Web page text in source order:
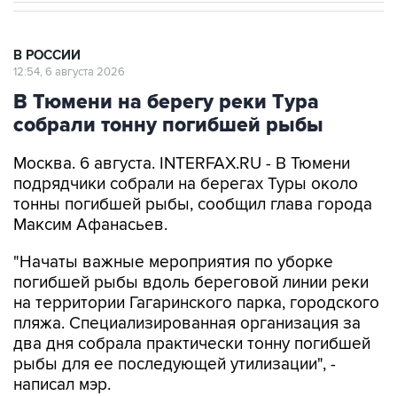
В РОССИИ
12:54, 6 августа 2026
В Тюмени на берегу реки Тура
собрали тонну погибшей рыбы
Москва. 6 августа. INTERFAX.RU - В Тюмени
подрядчики собрали на берегах Туры около
тонны погибшей рыбы, сообщил глава города
Максим Афанасьев.
"Начаты важные мероприятия по уборке
погибшей рыбы вдоль береговой линии реки
на территории Гагаринского парка, городского
пляжа. Специализированная организация за
два дня собрала практически тонну погибшей
рыбы для ее последующей утилизации", -
написал мэр.